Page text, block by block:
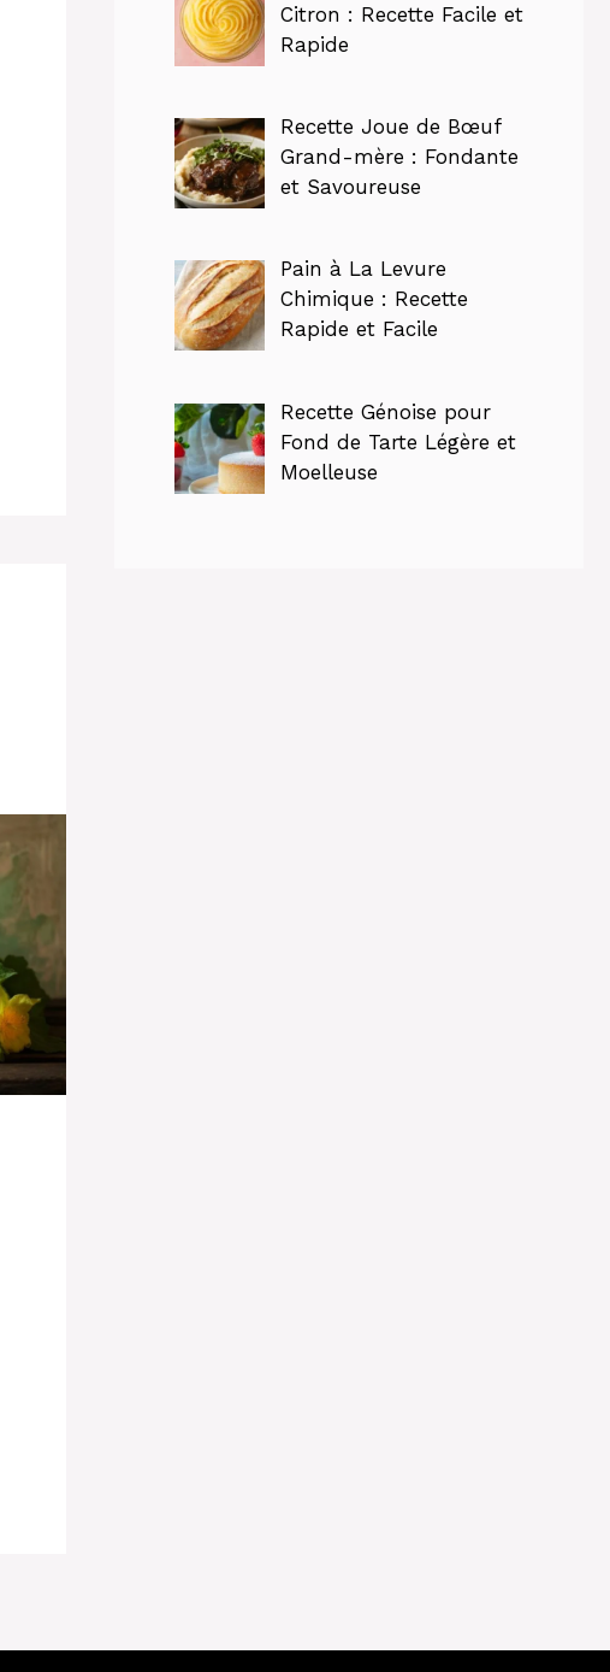
Citron : Recette Facile et
Rapide
Recette Joue de Bœuf
Grand-mère : Fondante
et Savoureuse
Pain à La Levure
Chimique : Recette
Rapide et Facile
Recette Génoise pour
Fond de Tarte Légère et
Moelleuse